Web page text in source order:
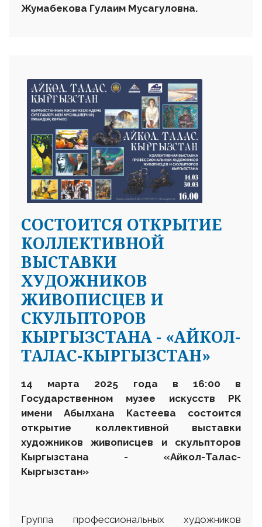
Жумабекова Гулаим Мусагуловна.
СОСТОИТСЯ ОТКРЫТИЕ
КОЛЛЕКТИВНОЙ
ВЫСТАВКИ
ХУДОЖНИКОВ
ЖИВОПИСЦЕВ И
СКУЛЬПТОРОВ
КЫРГЫЗСТАНА - «АЙКОЛ-
ТАЛАС-КЫРГЫЗСТАН»
14 марта 2025 года в 16:00 в
Государственном музее искусств РК
имени Абылхана Кастеева состоится
открытие коллективной выставки
художников живописцев и скульпторов
Кыргызстана - «Айкол-Талас-
Кыргызстан»
Группа профессиональных художников